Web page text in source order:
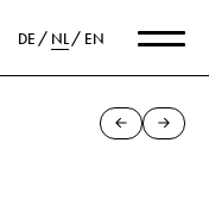
DE NL EN